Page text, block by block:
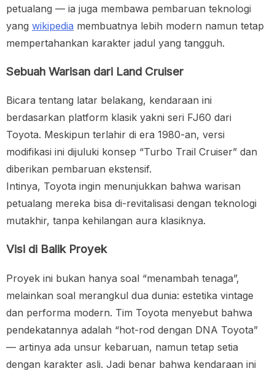
petualang — ia juga membawa pembaruan teknologi
yang wikipedia membuatnya lebih modern namun tetap
mempertahankan karakter jadul yang tangguh.
Sebuah Warisan dari Land Cruiser
Bicara tentang latar belakang, kendaraan ini
berdasarkan platform klasik yakni seri FJ60 dari
Toyota. Meskipun terlahir di era 1980-an, versi
modifikasi ini dijuluki konsep “Turbo Trail Cruiser” dan
diberikan pembaruan ekstensif.
Intinya, Toyota ingin menunjukkan bahwa warisan
petualang mereka bisa di-revitalisasi dengan teknologi
mutakhir, tanpa kehilangan aura klasiknya.
Visi di Balik Proyek
Proyek ini bukan hanya soal “menambah tenaga”,
melainkan soal merangkul dua dunia: estetika vintage
dan performa modern. Tim Toyota menyebut bahwa
pendekatannya adalah “hot-rod dengan DNA Toyota”
— artinya ada unsur kebaruan, namun tetap setia
dengan karakter asli. Jadi benar bahwa kendaraan ini